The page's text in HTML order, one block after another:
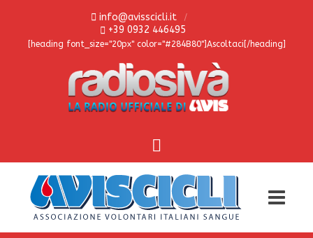
info@avisscicli.it
+39 0932 446495
[heading font_size="20px" color="#284B80"]Ascoltaci[/heading]